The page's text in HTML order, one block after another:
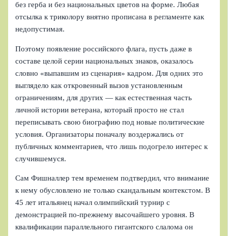
без герба и без национальных цветов на форме. Любая
отсылка к триколору внятно прописана в регламенте как
недопустимая.
Поэтому появление российского флага, пусть даже в
составе целой серии национальных знаков, оказалось
словно «выпавшим из сценария» кадром. Для одних это
выглядело как откровенный вызов установленным
ограничениям, для других — как естественная часть
личной истории ветерана, который просто не стал
переписывать свою биографию под новые политические
условия. Организаторы поначалу воздержались от
публичных комментариев, что лишь подогрело интерес к
случившемуся.
Сам Фишналлер тем временем подтвердил, что внимание
к нему обусловлено не только скандальным контекстом. В
45 лет итальянец начал олимпийский турнир с
демонстрацией по‑прежнему высочайшего уровня. В
квалификации параллельного гигантского слалома он